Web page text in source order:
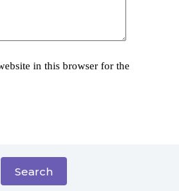
in this browser for the
Search